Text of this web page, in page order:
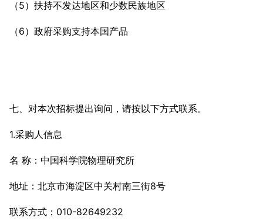
（5）扶持不发达地区和少数民族地区
（6）政府采购支持本国产品
七、对本次招标提出询问，请按以下方式联系。
1.采购人信息
名 称：中国科学院物理研究所
地址：北京市海淀区中关村南三街8号
联系方式：010-82649232